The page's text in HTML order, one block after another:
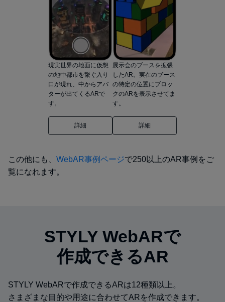
現実世界の地面に仮想
の地中都市を繋ぐ入り
口が現れ、中からアバ
ターが出てくるARで
す。
詳細
展示会のブースを拡張
したAR。実在のブース
の特定の位置にブロッ
クのARを表示させてま
す。
詳細
この他にも、 WebAR事例ページで250以上のAR事例をご
覧になれます。
STYLY WebARで
作成できるAR
STYLY WebARで作成できるARは12種類以上。
さまざまな目的や用途に合わせてARを作成できます。